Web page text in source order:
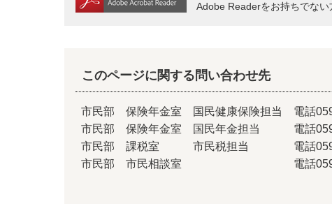
Adobe Readerをお持ちでな
このページに関する問い合わせ先
市民部 保険年金室 国民健康保険担当 電話
市民部 保険年金室 国民年金担当 電話
市民部 課税室 市民税担当 電話
市民部 市民相談室 電話0595-